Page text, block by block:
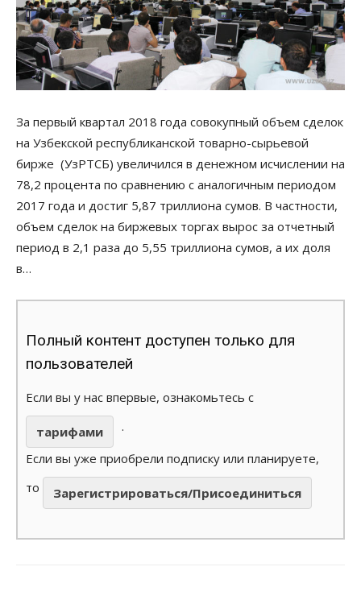
За первый квартал 2018 года совокупный объем сделок
на Узбекской республиканской товарно-сырьевой
бирже (УзРТСБ) увеличился в денежном исчислении на
78,2 процента по сравнению с аналогичным периодом
2017 года и достиг 5,87 триллиона сумов. В частности,
объем сделок на биржевых торгах вырос за отчетный
период в 2,1 раза до 5,55 триллиона сумов, а их доля
в…
Полный контент доступен только для
пользователей
Если вы у нас впервые, ознакомьтесь с
тарифами
.
Если вы уже приобрели подписку или планируете,
то
Зарегистрироваться/Присоединиться